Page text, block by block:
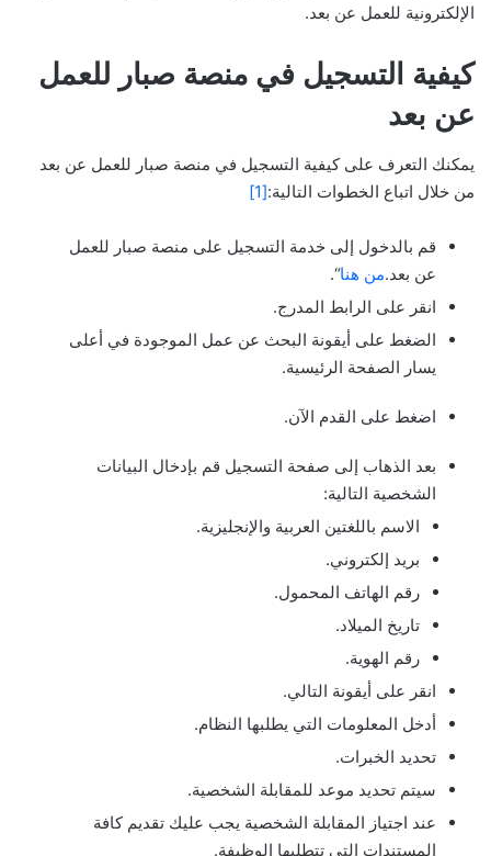
الإلكترونية للعمل عن بعد.
كيفية التسجيل في منصة صبار للعمل
عن بعد
يمكنك التعرف على كيفية التسجيل في منصة صبار للعمل عن بعد
من خلال اتباع الخطوات التالية:[1]
قم بالدخول إلى خدمة التسجيل على منصة صبار للعمل
عن بعد.من هنا“.
انقر على الرابط المدرج.
الضغط على أيقونة البحث عن عمل الموجودة في أعلى
يسار الصفحة الرئيسية.
اضغط على القدم الآن.
بعد الذهاب إلى صفحة التسجيل قم بإدخال البيانات
الشخصية التالية:
الاسم باللغتين العربية والإنجليزية.
بريد إلكتروني.
رقم الهاتف المحمول.
تاريخ الميلاد.
رقم الهوية.
انقر على أيقونة التالي.
أدخل المعلومات التي يطلبها النظام.
تحديد الخبرات.
سيتم تحديد موعد للمقابلة الشخصية.
عند اجتياز المقابلة الشخصية يجب عليك تقديم كافة
المستندات التي تتطلبها الوظيفة.